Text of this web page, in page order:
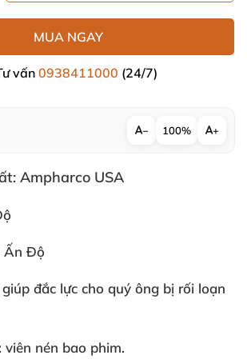
MUA NGAY
vấn0938411000 (24/7)
− 100% +
Ampharco USA
Ấn Độ
đắc lực cho quý ông bị rối loạn
viên nén bao phim.